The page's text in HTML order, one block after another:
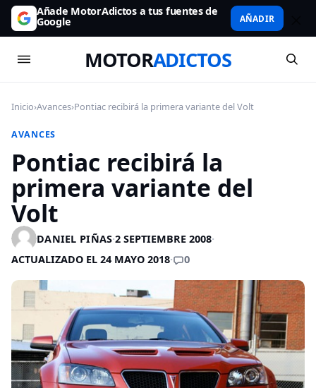
Añade MotorAdictos a tus fuentes de
Google AÑADIR
MOTORADICTOS
Inicio›Avances›Pontiac recibirá la primera variante del Volt
AVANCES
Pontiac recibirá la
primera variante del
Volt
DANIEL PIÑAS·2 SEPTIEMBRE 2008·
ACTUALIZADO EL 24 MAYO 2018· 0